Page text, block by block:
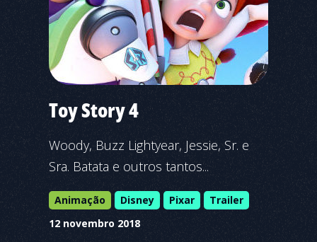
Toy Story 4
Woody, Buzz Lightyear, Jessie, Sr. e
Sra. Batata e outros tantos...
Animação Disney Pixar
Trailer
12 novembro 2018